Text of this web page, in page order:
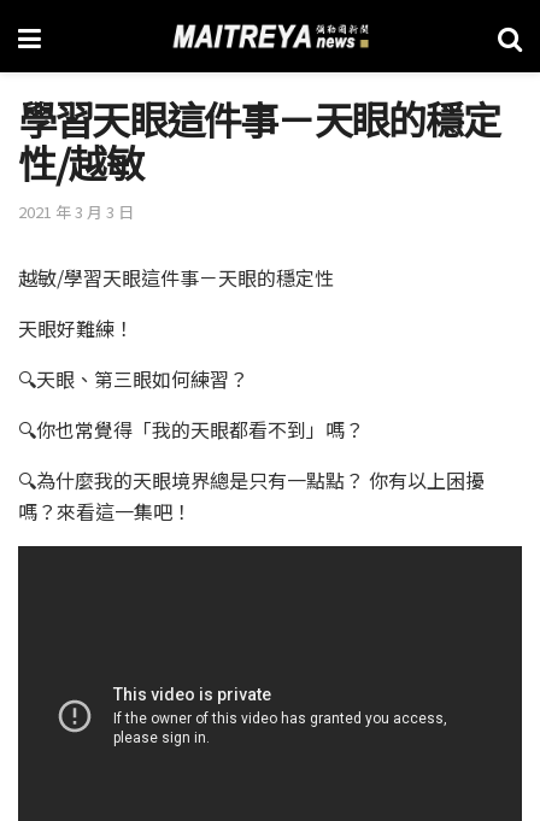
學習天眼這件事－天眼的穩定
性/越敏
2021 年 3 月 3 日
越敏/學習天眼這件事－天眼的穩定性
天眼好難練！
🔍天眼、第三眼如何練習？
🔍你也常覺得「我的天眼都看不到」嗎？
🔍為什麼我的天眼境界總是只有一點點？ 你有以上困擾
嗎？來看這一集吧！